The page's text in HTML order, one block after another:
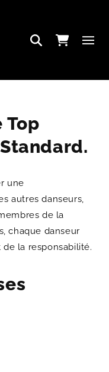
Cart
Top
une
autres danseurs,
de la
chaque danseur
la responsabilité.